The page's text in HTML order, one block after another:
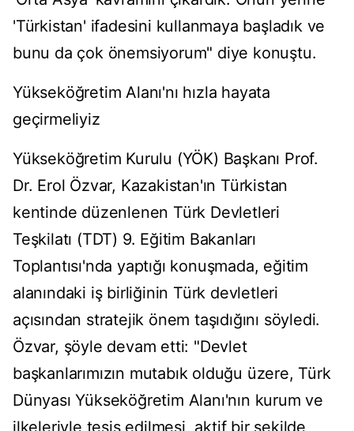
'Türkistan' ifadesini kullanmaya başladık ve
bunu da çok önemsiyorum" diye konuştu.
Yükseköğretim Alanı'nı hızla hayata
geçirmeliyiz
Yükseköğretim Kurulu (YÖK) Başkanı Prof.
Dr. Erol Özvar, Kazakistan'ın Türkistan
kentinde düzenlenen Türk Devletleri
Teşkilatı (TDT) 9. Eğitim Bakanları
Toplantısı'nda yaptığı konuşmada, eğitim
alanındaki iş birliğinin Türk devletleri
açısından stratejik önem taşıdığını söyledi.
Özvar, şöyle devam etti: "Devlet
başkanlarımızın mutabık olduğu üzere, Türk
Dünyası Yükseköğretim Alanı'nın kurum ve